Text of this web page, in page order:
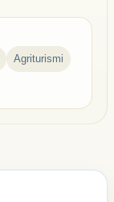
Agriturismi